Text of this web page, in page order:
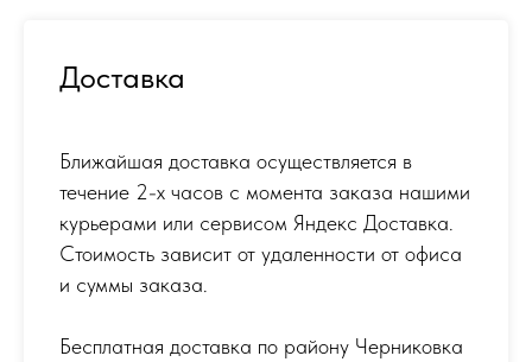
Доставка
Ближайшая доставка осуществляется в
течение 2-х часов с момента заказа нашими
курьерами или сервисом Яндекс Доставка.
Стоимость зависит от удаленности от офиса
и суммы заказа.
Бесплатная доставка по району Черниковка